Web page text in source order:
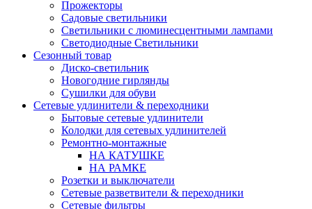
Прожекторы
Садовые светильники
Светильники с люминесцентными лампами
Светодиодные Светильники
Сезонный товар
Диско-светильник
Новогодние гирлянды
Сушилки для обуви
Сетевые удлинители & переходники
Бытовые сетевые удлинители
Колодки для сетевых удлинителей
Ремонтно-монтажные
НА КАТУШКЕ
НА РАМКЕ
Розетки и выключатели
Сетевые разветвители & переходники
Сетевые фильтры